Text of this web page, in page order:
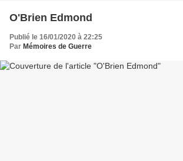
O'Brien Edmond
Publié le 16/01/2020 à 22:25
Par Mémoires de Guerre